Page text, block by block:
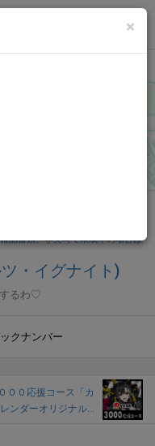
×
動支援お礼ボイス」202
認書類、非実写で未成年の場合は
・イグナイト)
るわ♡
クナンバー
００応援コース「カ
レンダーオリジナル...